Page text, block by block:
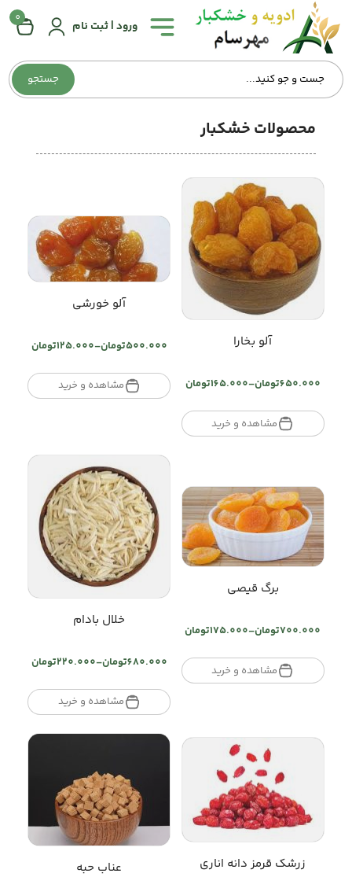
جستجو
ورود | ثبت نام
0
همه
دسته‌بندی‌ها
صفحه
اصلی
وبلاگ
محصولات خشکبار
آلو بخارا
تومان650.000
– تومان165.000
Price
تومان165.000
through
مشاهده و خرید
آلو خورشی
تومان500.000
– تومان125.000
Price
تومان125.000
through
مشاهده و خرید
برگ قیصی
تومان700.000
– تومان175.000
Price
تومان175.000
through
مشاهده و خرید
خلال بادام
تومان680.000
– تومان220.000
Price
تومان220.000
through
تومان680.000
مشاهده و خرید
زرشک قرمز دانه اناری عناب حبه